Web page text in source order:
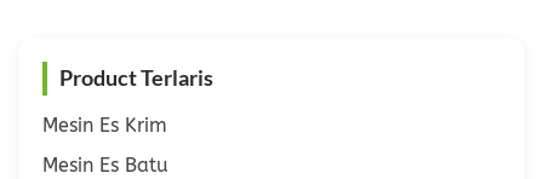
Product Terlaris
Mesin Es Krim
Mesin Es Batu